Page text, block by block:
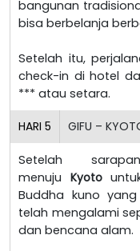
bangunan
bisa berbelanja
Setelah itu,
check-in di hotel
*** atau setara.
HARI 5 GIFU –
Setelah
menuju Kyoto
Buddha kuno
telah mengalami
dan bencana alam.